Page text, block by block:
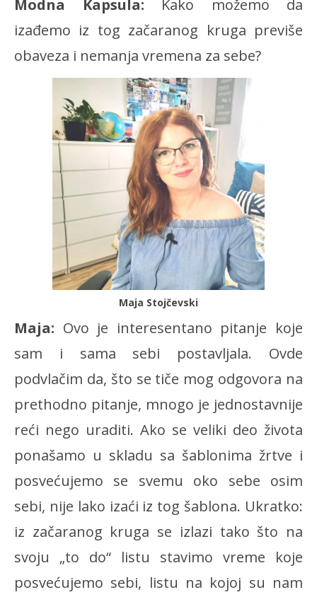
Modna Kapsula:
Kako možemo da
izađemo iz tog začaranog kruga previše
obaveza i nemanja vremena za sebe?
Maja Stojčevski
Maja: Ovo je interesentano pitanje koje
sam i sama sebi postavljala. Ovde
podvlačim da, što se tiče mog odgovora na
prethodno pitanje, mnogo je jednostavnije
reći nego uraditi. Ako se veliki deo života
ponašamo u skladu sa šablonima žrtve i
posvećujemo se svemu oko sebe osim
sebi, nije lako izaći iz tog šablona. Ukratko:
iz začaranog kruga se izlazi tako što na
svoju „to do“ listu stavimo vreme koje
posvećujemo sebi, listu na kojoj su nam